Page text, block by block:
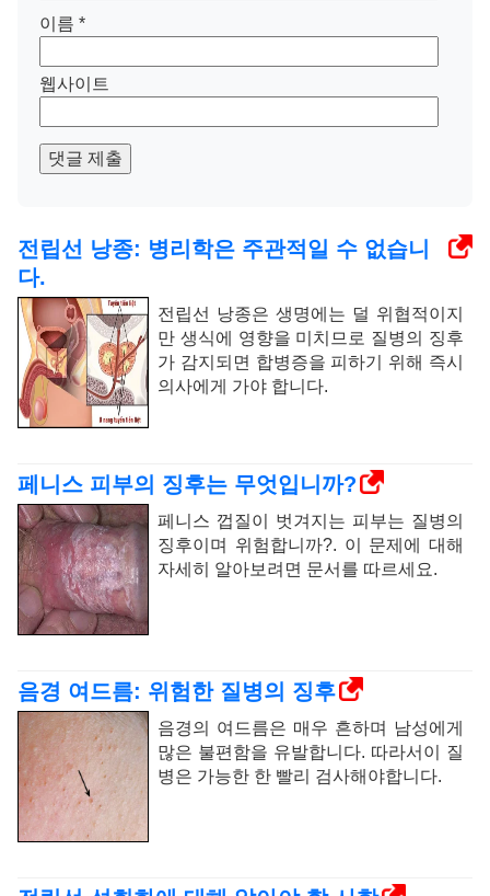
이름 *
웹사이트
댓글 제출
전립선 낭종: 병리학은 주관적일 수 없습니
다.
전립선 낭종은 생명에는 덜 위협적이지
만 생식에 영향을 미치므로 질병의 징후
가 감지되면 합병증을 피하기 위해 즉시
의사에게 가야 합니다.
페니스 피부의 징후는 무엇입니까?
페니스 껍질이 벗겨지는 피부는 질병의
징후이며 위험합니까?. 이 문제에 대해
자세히 알아보려면 문서를 따르세요.
음경 여드름: 위험한 질병의 징후
음경의 여드름은 매우 흔하며 남성에게
많은 불편함을 유발합니다. 따라서이 질
병은 가능한 한 빨리 검사해야합니다.